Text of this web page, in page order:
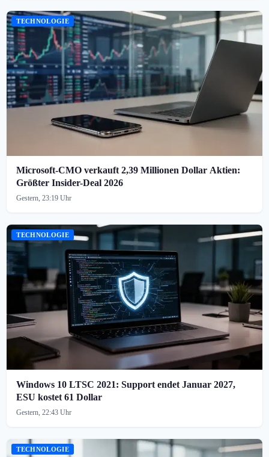
TECHNOLOGIE
Microsoft-CMO verkauft 2,39 Millionen Dollar Aktien:
Größter Insider-Deal 2026
Gestern, 23:19 Uhr
TECHNOLOGIE
Windows 10 LTSC 2021: Support endet Januar 2027,
ESU kostet 61 Dollar
Gestern, 22:43 Uhr
TECHNOLOGIE